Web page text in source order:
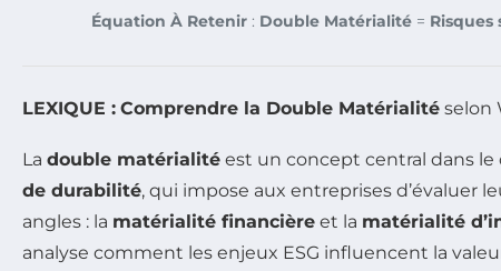
Équation À Retenir : Double Matérialité = Risques
LEXIQUE : Comprendre la Double Matérialité selon
La double matérialité est un concept central dans le
de durabilité, qui impose aux entreprises d’évaluer
angles : la matérialité financière et la matérialité
analyse comment les enjeux ESG influencent la